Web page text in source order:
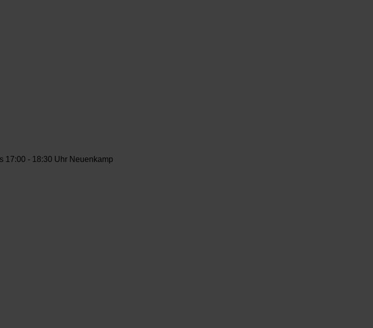
17:00 - 18:30 Uhr Neuenkamp